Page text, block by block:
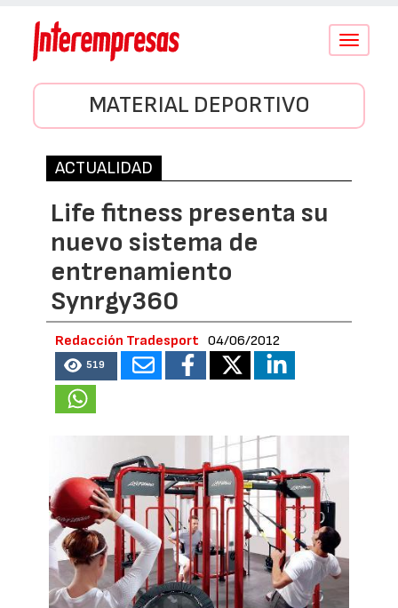
Conmutar
MATERIAL DEPORTIVO
ACTUALIDAD
Life fitness presenta su
nuevo sistema de
entrenamiento
Synrgy360
Redacción Tradesport 04/06/2012
519